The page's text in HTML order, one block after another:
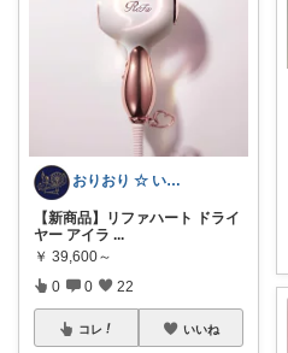
おりおり ☆ いいね上限🙏
【新商品】リファハート ドライ
ヤー アイラ ...
￥ 39,600～
0 0 22
コレ いいね